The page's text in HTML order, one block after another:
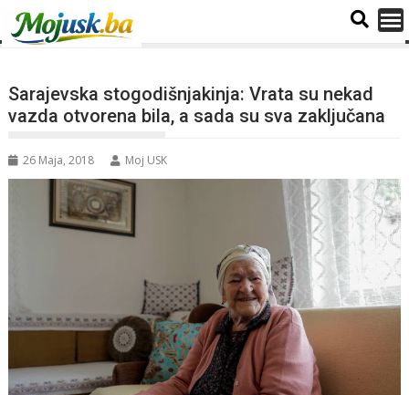
Sarajevska stogodišnjakinja: Vrata su nekad
vazda otvorena bila, a sada su sva zaključana
26 Maja, 2018 Moj USK